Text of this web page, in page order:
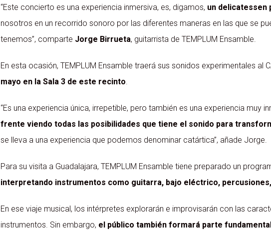
“Este concierto es una experiencia inmersiva, es, digamos, un delicatessen
nosotros en un recorrido sonoro por las diferentes maneras en las que se
tenemos”, comparte Jorge Birrueta, guitarrista de TEMPLUM Ensamble.
En esta ocasión, TEMPLUM Ensamble traerá sus sonidos experimentales al
mayo en la Sala 3 de este recinto
“Es una experiencia única, irrepetible, pero también es una experiencia muy
frente viendo todas las posibilidades que tiene el sonido para
se lleva a una experiencia que podemos denominar catártica”, añade Jorge.
Para su visita a Guadalajara, TEMPLUM Ensamble tiene preparado un
interpretando instrumentos como guitarra, bajo eléctrico,
En ese viaje musical, los intérpretes explorarán e improvisarán con las
instrumentos. Sin embargo, el público también formará parte